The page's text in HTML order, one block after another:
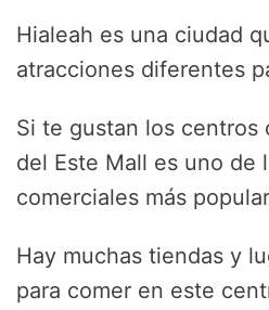
Hialeah es una ciudad
atracciones diferentes
Si te gustan los centros
del Este Mall es uno de
comerciales más
Hay muchas tiendas y
para comer en este